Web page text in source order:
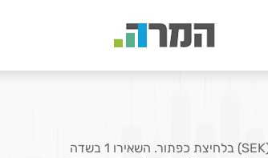
בעמוד זה תוכלו להמיר את המטבע שקל (ILS) לקרונה שבדית (SEK) בלחיצת כפתור. השאירו 1 בשדה